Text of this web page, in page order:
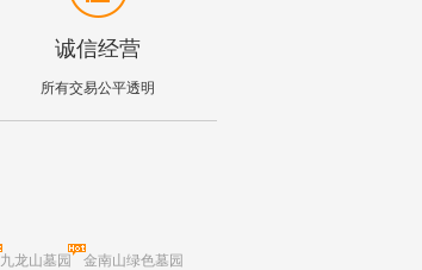
诚信经营
所有交易公平透明
九龙山墓园 金南山绿色墓园